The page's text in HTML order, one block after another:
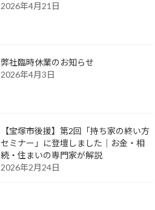
2026年4月21日
弊社臨時休業のお知らせ
2026年4月3日
【宝塚市後援】第2回「持ち家の終い方
セミナー」に登壇しました｜お金・相
続・住まいの専門家が解説
2026年2月24日